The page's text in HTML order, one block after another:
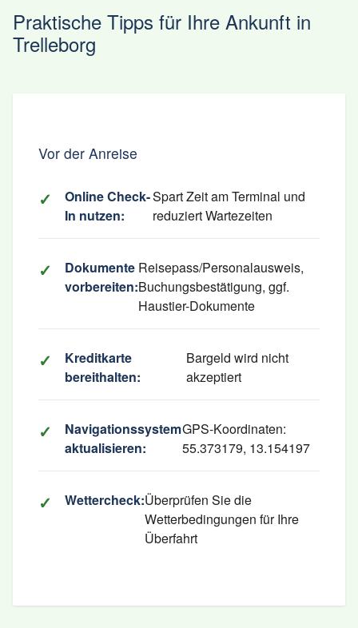
Praktische Tipps für Ihre Ankunft in
Trelleborg
Vor der Anreise
Online Check-
In nutzen:
Spart Zeit am Terminal und
reduziert Wartezeiten
Dokumente
vorbereiten:
Reisepass/Personalausweis,
Buchungsbestätigung, ggf.
Haustier-Dokumente
Kreditkarte
bereithalten:
Bargeld wird nicht
akzeptiert
Navigationssystem
aktualisieren:
GPS-Koordinaten:
55.373179, 13.154197
Wettercheck:Überprüfen Sie die
Wetterbedingungen für Ihre
Überfahrt